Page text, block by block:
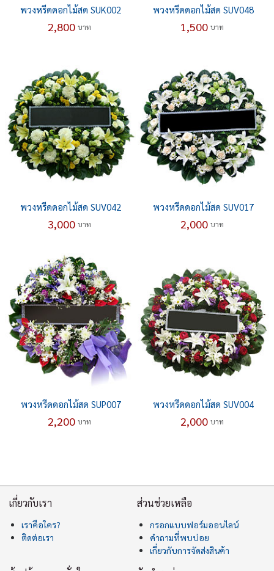
พวงหรีดดอกไม้สด SUK002
2,800 บาท
พวงหรีดดอกไม้สด SUV048
1,500 บาท
พวงหรีดดอกไม้สด SUV042
3,000 บาท
พวงหรีดดอกไม้สด SUV017
2,000 บาท
พวงหรีดดอกไม้สด SUP007
2,200 บาท
พวงหรีดดอกไม้สด SUV004
2,000 บาท
เกี่ยวกับเรา
เราคือใคร?
ติดต่อเรา
ส่วนช่วยเหลือ
กรอกแบบฟอร์มออนไลน์
คำถามที่พบบ่อย
เกี่ยวกับการจัดส่งสินค้า